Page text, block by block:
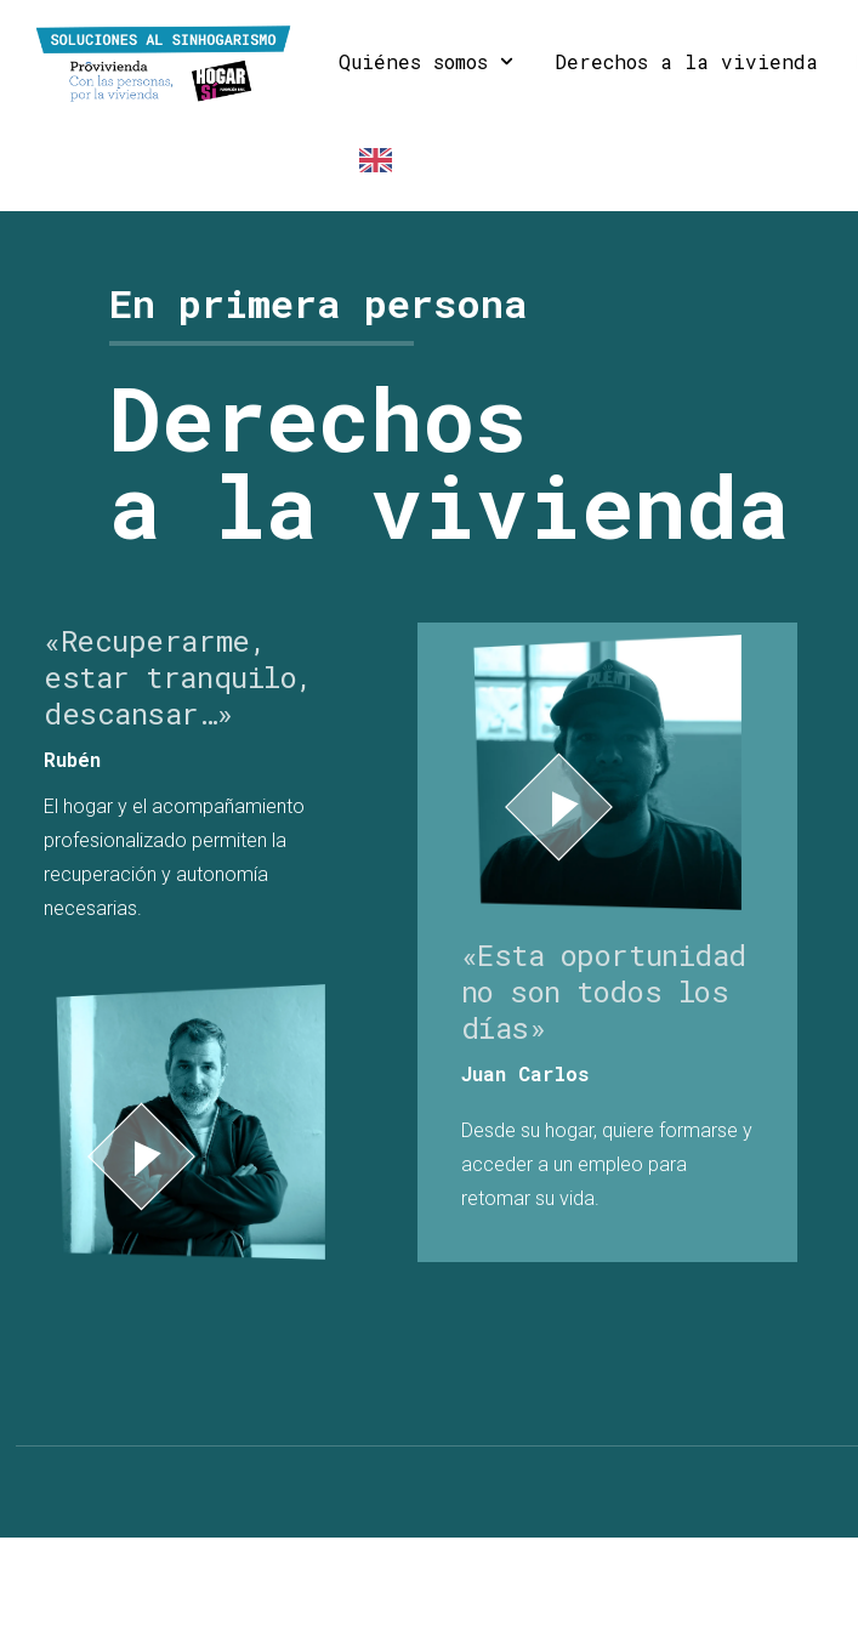
Quiénes somos Derechos a la vivienda
EN
En primera persona
Derechos
a la vivienda
«Recuperarme,
estar tranquilo,
descansar…»
Rubén
El hogar y el acompañamiento
profesionalizado permiten la
recuperación y autonomía
necesarias.
«Esta oportunidad
no son todos los
días»
Juan Carlos
Desde su hogar, quiere formarse y
acceder a un empleo para
retomar su vida.